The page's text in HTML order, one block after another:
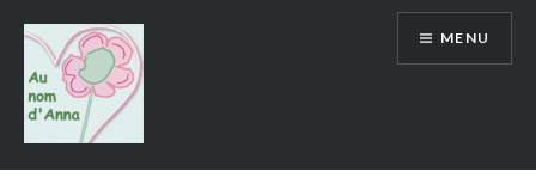
contenu
Au Nom d'Anna
MENU